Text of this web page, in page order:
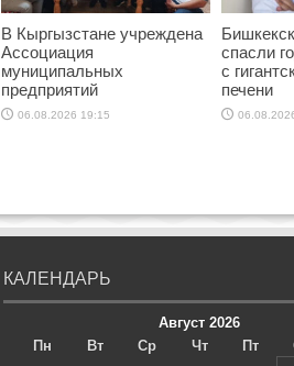
В Кыргызстане учреждена
Ассоциация
муниципальных
предприятий
06.08.2026 19:15
спасли
с
печени
КАЛЕНДАРЬ
Август 2026
Пн
Вт Ср Чт Пт